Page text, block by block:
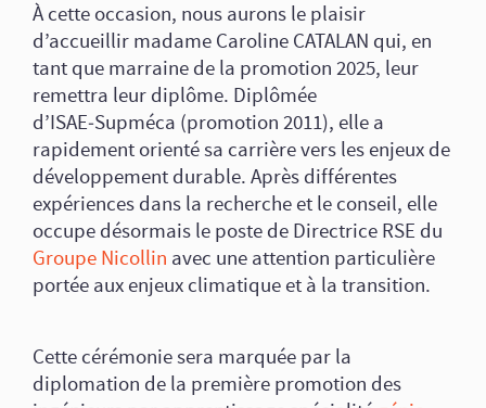
À cette occasion, nous aurons le plaisir
d’accueillir madame Caroline CATALAN qui, en
tant que marraine de la promotion 2025, leur
remettra leur diplôme. Diplômée
d’ISAE‑Supméca (promotion 2011), elle a
rapidement orienté sa carrière vers les enjeux de
développement durable. Après différentes
expériences dans la recherche et le conseil, elle
occupe désormais le poste de Directrice RSE du
Groupe Nicollin avec une attention particulière
portée aux enjeux climatique et à la transition.
Cette cérémonie sera marquée par la
diplomation de la première promotion des